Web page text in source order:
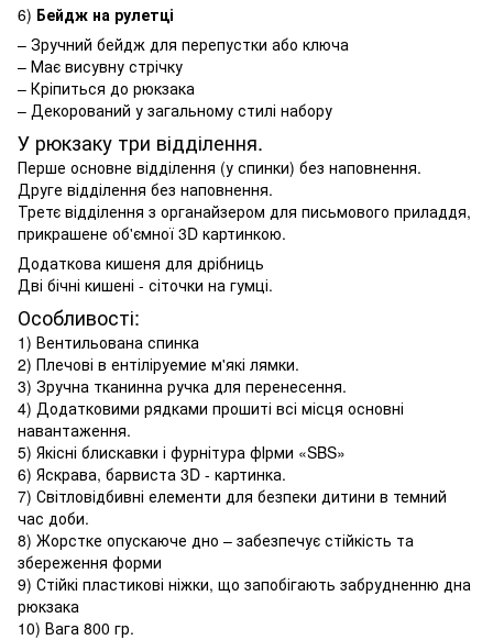
6) Бейдж на рулетці
– Зручний бейдж для перепустки або ключа
– Має висувну стрічку
– Кріпиться до рюкзака
– Декорований у загальному стилі набору
У рюкзаку три відділення.
Перше основне відділення (у спинки) без наповнення.
Друге відділення без наповнення.
Третє відділення з органайзером для письмового приладдя,
прикрашене об'ємної 3D картинкою.
Додаткова кишеня для дрібниць
Дві бічні кишені - сіточки на гумці.
Особливості:
1) Вентильована спинка
2) Плечові в ентіліруемие м'які лямки.
3) Зручна тканинна ручка для перенесення.
4) Додатковими рядками прошиті всі місця основні
навантаження.
5) Якісні блискавки і фурнітура фІрми «SBS»
6) Яскрава, барвиста 3D - картинка.
7) Світловідбивні елементи для безпеки дитини в темний
час доби.
8) Жорстке опускаюче дно – забезпечує стійкість та
збереження форми
9) Стійкі пластикові ніжки, що запобігають забрудненню дна
рюкзака
10) Вага 800 гр.